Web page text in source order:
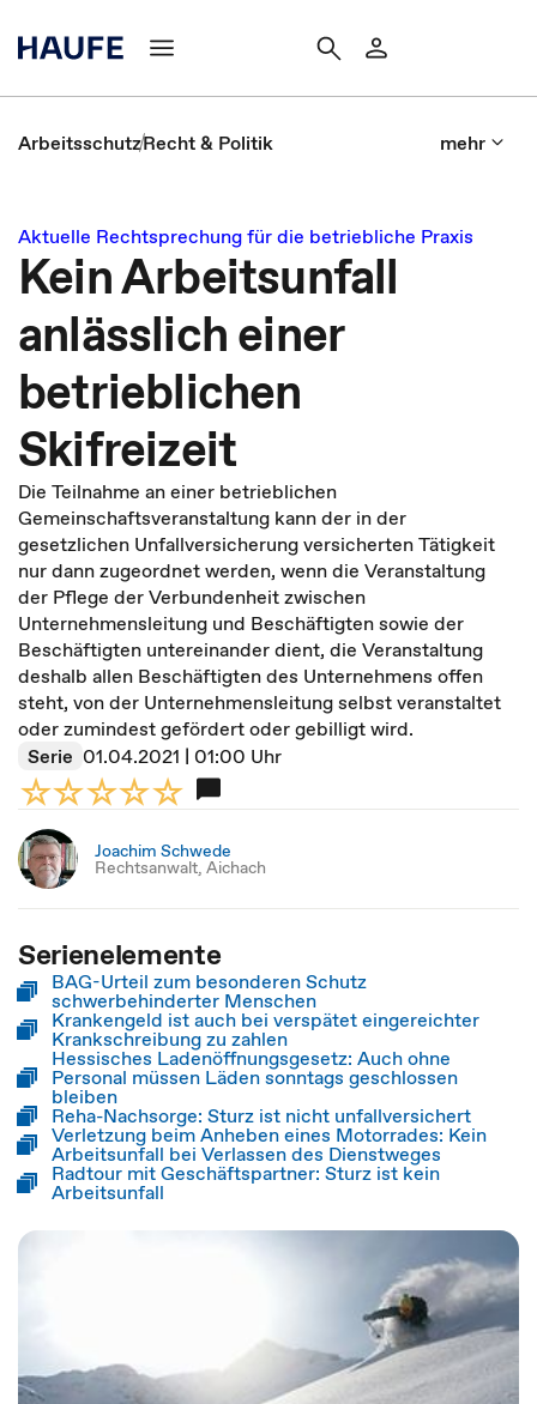
ArbeitsschutzRecht & Politik mehr
Aktuelle Rechtsprechung für die betriebliche Praxis
Kein Arbeitsunfall
anlässlich einer
betrieblichen
Skifreizeit
Die Teilnahme an einer betrieblichen
Gemeinschaftsveranstaltung kann der in der
gesetzlichen Unfallversicherung versicherten Tätigkeit
nur dann zugeordnet werden, wenn die Veranstaltung
der Pflege der Verbundenheit zwischen
Unternehmensleitung und Beschäftigten sowie der
Beschäftigten untereinander dient, die Veranstaltung
deshalb allen Beschäftigten des Unternehmens offen
steht, von der Unternehmensleitung selbst veranstaltet
oder zumindest gefördert oder gebilligt wird.
Serie 01.04.2021 | 01:00 Uhr
Joachim Schwede
Rechtsanwalt, Aichach
Serienelemente
BAG-Urteil zum besonderen Schutz
schwerbehinderter Menschen
Krankengeld ist auch bei verspätet eingereichter
Krankschreibung zu zahlen
Hessisches Ladenöffnungsgesetz: Auch ohne
Personal müssen Läden sonntags geschlossen
bleiben
Reha-Nachsorge: Sturz ist nicht unfallversichert
Verletzung beim Anheben eines Motorrades: Kein
Arbeitsunfall bei Verlassen des Dienstweges
Radtour mit Geschäftspartner: Sturz ist kein
Arbeitsunfall